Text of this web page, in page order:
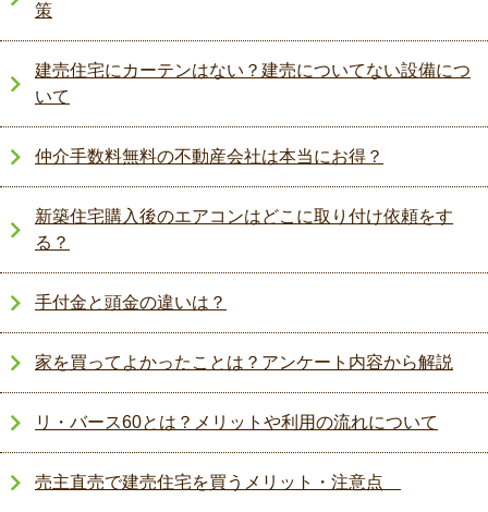
策
建売住宅にカーテンはない？建売についてない設備につ
いて
仲介手数料無料の不動産会社は本当にお得？
新築住宅購入後のエアコンはどこに取り付け依頼をす
る？
手付金と頭金の違いは？
家を買ってよかったことは？アンケート内容から解説
リ・バース60とは？メリットや利用の流れについて
売主直売で建売住宅を買うメリット・注意点